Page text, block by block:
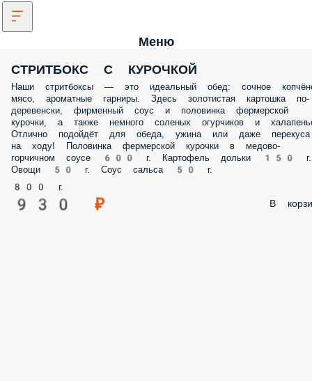
Меню
СТРИТБОКС С КУРОЧКОЙ
Наши стритбоксы — это идеальный обед: сочное
мясо, ароматные гарниры. Здесь золотистая картошка по-
деревенски, фирменный соус и половинка фермерской
курочки, а также немного соленых огурчиков и
Отлично подойдёт для обеда, ужина или даже перекуса
на ходу! Половинка фермерской курочки в медово-
горчичном соусе 600 г. Картофель дольки 150 г.
Овощи 50 г. Соус сальса 50 г.
800 г.
930 ₽ В